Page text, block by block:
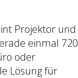
Projektor und
einmal 720
oder
Lösung für